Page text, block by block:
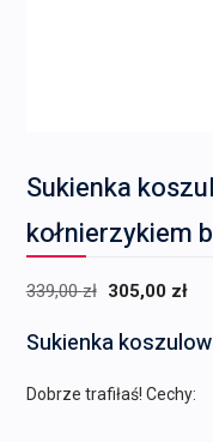
Sukienka
kołnierzykiem
339,00zł Pierwotna
wynosiła:
339,00 zł.
305,00 zł
Sukienka
Dobrze trafiłaś! Cechy: